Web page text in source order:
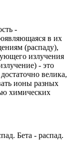
-
в их
(распаду),
излучения
- это
велика,
ионы разных
химических
Бета - распад.